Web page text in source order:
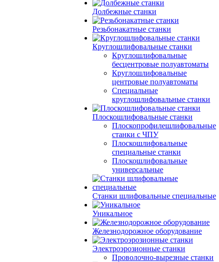
Долбежные станки
Резьбонакатные станки
Круглошлифовальные станки
Круглошлифовальные
бесцентровые полуавтоматы
Круглошлифовальные
центровые полуавтоматы
Специальные
круглошлифовальные станки
Плоскошлифовальные станки
Плоскопрофилешлифовальные
станки с ЧПУ
Плоскошлифовальные
специальные станки
Плоскошлифовальные
универсальные
Станки шлифовальные специальные
Уникальное
Железнодорожное оборудование
Электроэрозионные станки
Проволочно-вырезные станки